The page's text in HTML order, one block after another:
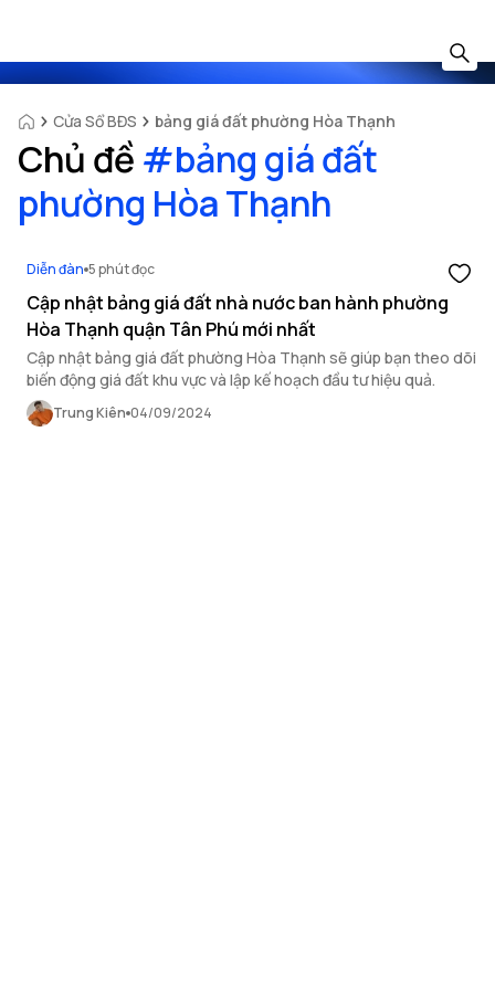
Cửa Sổ BĐS bảng giá đất phường Hòa Thạnh
Chủ đề #bảng giá đất
phường Hòa Thạnh
Diễn đàn 5 phút đọc
Cập nhật bảng giá đất nhà nước ban hành phường
Hòa Thạnh quận Tân Phú mới nhất
Cập nhật bảng giá đất phường Hòa Thạnh sẽ giúp bạn theo dõi
biến động giá đất khu vực và lập kế hoạch đầu tư hiệu quả.
Trung Kiên 04/09/2024